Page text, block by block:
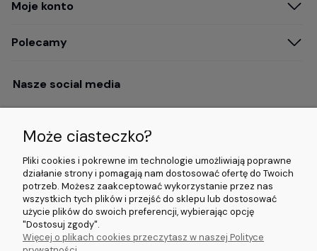
Moje konto
Polecamy
Nasze social media
Opinie i wyróżnienia
5.0/5.0 (5000+
opinii)
5.0/5.0 (5000+
opinii)
4.9/5.0 (120+
opinii)
© 2026 www.wideorejestratory24.pl. Wszelkie prawa zastrzeżone.
Może ciasteczko?
Pliki cookies i pokrewne im technologie umożliwiają poprawne
działanie strony i pomagają nam dostosować ofertę do Twoich
potrzeb. Możesz zaakceptować wykorzystanie przez nas
wszystkich tych plików i przejść do sklepu lub dostosować
użycie plików do swoich preferencji, wybierając opcję
"Dostosuj zgody".
Więcej o plikach cookies przeczytasz w naszej Polityce